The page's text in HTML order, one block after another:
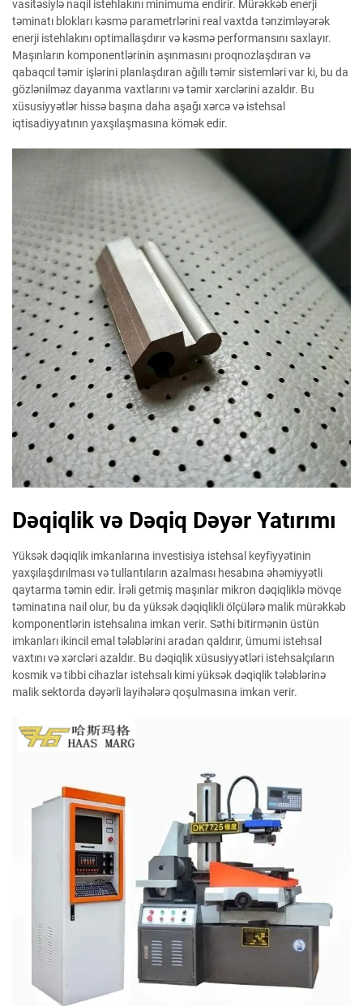
vasitəsiylə naqil istehlakını minimuma endirir. Mürəkkəb enerji
təminatı blokları kəsmə parametrlərini real vaxtda tənzimləyərək
enerji istehlakını optimallaşdırır və kəsmə performansını saxlayır.
Maşınların komponentlərinin aşınmasını proqnozlaşdıran və
qabaqcıl təmir işlərini planlaşdıran ağıllı təmir sistemləri var ki, bu da
gözlənilməz dayanma vaxtlarını və təmir xərclərini azaldır. Bu
xüsusiyyətlər hissə başına daha aşağı xərcə və istehsal
iqtisadiyyatının yaxşılaşmasına kömək edir.
Dəqiqlik və Dəqiq Dəyər Yatırımı
Yüksək dəqiqlik imkanlarına investisiya istehsal keyfiyyətinin
yaxşılaşdırılması və tullantıların azalması hesabına əhəmiyyətli
qaytarma təmin edir. İrəli getmiş maşınlar mikron dəqiqliklə mövqe
təminatına nail olur, bu da yüksək dəqiqlikli ölçülərə malik mürəkkəb
komponentlərin istehsalına imkan verir. Səthi bitirmənin üstün
imkanları ikincil emal tələblərini aradan qaldırır, ümumi istehsal
vaxtını və xərcləri azaldır. Bu dəqiqlik xüsusiyyətləri istehsalçıların
kosmik və tibbi cihazlar istehsalı kimi yüksək dəqiqlik tələblərinə
malik sektorda dəyərli layihələrə qoşulmasına imkan verir.